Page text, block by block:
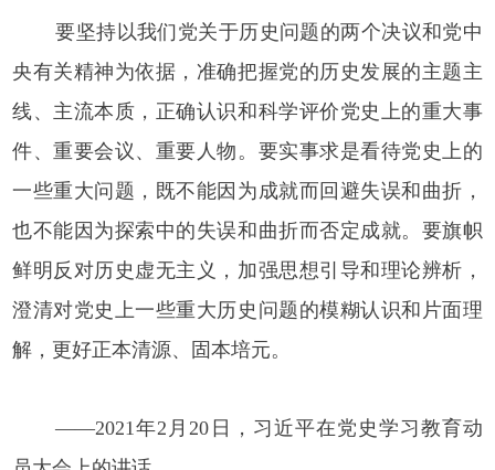
要坚持以我们党关于历史问题的两个决议和党中
央有关精神为依据，准确把握党的历史发展的主题主
线、主流本质，正确认识和科学评价党史上的重大事
件、重要会议、重要人物。要实事求是看待党史上的
一些重大问题，既不能因为成就而回避失误和曲折，
也不能因为探索中的失误和曲折而否定成就。要旗帜
鲜明反对历史虚无主义，加强思想引导和理论辨析，
澄清对党史上一些重大历史问题的模糊认识和片面理
解，更好正本清源、固本培元。
——2021年2月20日，习近平在党史学习教育动